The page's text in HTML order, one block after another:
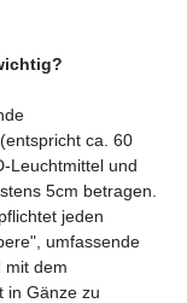
ca. 60
Leuchtmittel und
5cm betragen.
jeden
umfassende
mit dem
in Gänze zu